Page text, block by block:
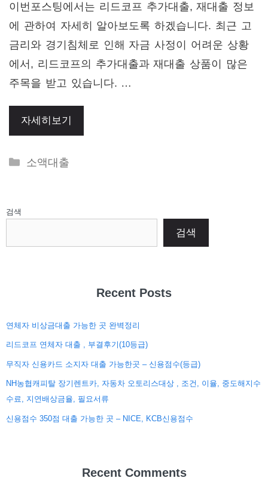
이번포스팅에서는 리드코프 추가대출, 재대출 정보
에 관하여 자세히 알아보도록 하겠습니다. 최근 고
금리와 경기침체로 인해 자금 사정이 어려운 상황
에서, 리드코프의 추가대출과 재대출 상품이 많은
주목을 받고 있습니다. …
자세히보기
Categories
소액대출
검색
검색
Recent Posts
연체자 비상금대출 가능한 곳 완벽정리
리드코프 연체자 대출 , 부결후기(10등급)
무직자 신용카드 소지자 대출 가능한곳 – 신용점수(등급)
NH농협캐피탈 장기렌트카, 자동차 오토리스대상 , 조건, 이율, 중도해지수
수료, 지연배상금율, 필요서류
신용점수 350점 대출 가능한 곳 – NICE, KCB신용점수
Recent Comments